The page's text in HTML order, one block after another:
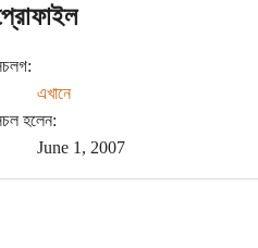
এখানে
হলেন:
June 1, 2007